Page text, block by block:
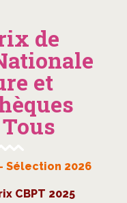
de
et
Sélection 2026
CBPT 2025